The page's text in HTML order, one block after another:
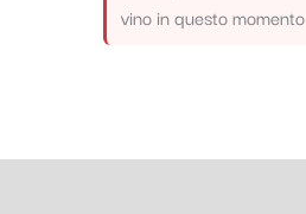
vino in questo momento